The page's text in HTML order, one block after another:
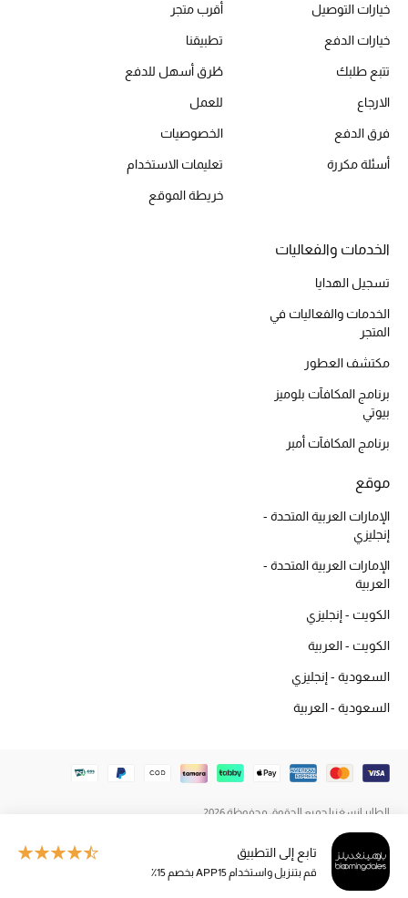
أحذية مختارة
خصومات
جميع مستحضرات الجمال
الجديد في عالم الجمال
العطور
العناية بالبشرة
مستحضرات العناية
العناية بالشعر
هدايا
مجموعة الجمال
الجمال في بلوميزتابع إلى التطبيق
قم بتنزيل واستخدام APP15 بخصم 15٪
خيارات التوصيل
خيارات الدفع
تتبع طلبك
الارجاع
فرق الدفع
أسئلة مكررة
أقرب متجر
تطبيقنا
طُرق أسهل للدفع
للعمل
الخصوصيات
تعليمات الاستخدام
خريطة الموقع
الخدمات والفعاليات
تسجيل الهدايا
الخدمات والفعاليات في
المتجر
مكتشف العطور
برنامج المكافآت بلوميز
بيوتي
برنامج المكافآت أمبر
موقع
الإمارات العربية المتحدة -
إنجليزي
الإمارات العربية المتحدة -
العربية
الكويت - إنجليزي
الكويت - العربية
السعودية - إنجليزي
السعودية - العربية
الطاير إنسغنيا جميع الحقوق محفوظة 2026